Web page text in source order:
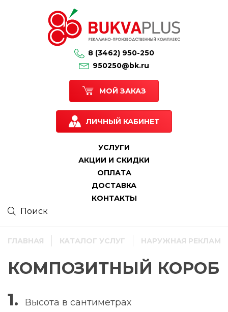
8 (3462) 950-250
950250@bk.ru
МОЙ ЗАКАЗ
ЛИЧНЫЙ КАБИНЕТ
УСЛУГИ
АКЦИИ И СКИДКИ
ОПЛАТА
ДОСТАВКА
КОНТАКТЫ
ГЛАВНАЯ КАТАЛОГ УСЛУГ НАРУЖНАЯ РЕКЛАМА
КОМПОЗИТНЫЙ КОРОБ
1. Высота в сантиметрах